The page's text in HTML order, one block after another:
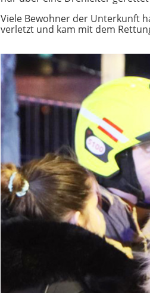
Viele Bewohner der Unterkunft
verletzt und kam mit dem